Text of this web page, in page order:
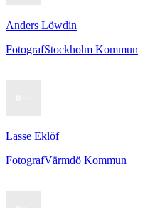
Anders Löwdin
FotografStockholm Kommun
Lasse Eklöf
FotografVärmdö Kommun